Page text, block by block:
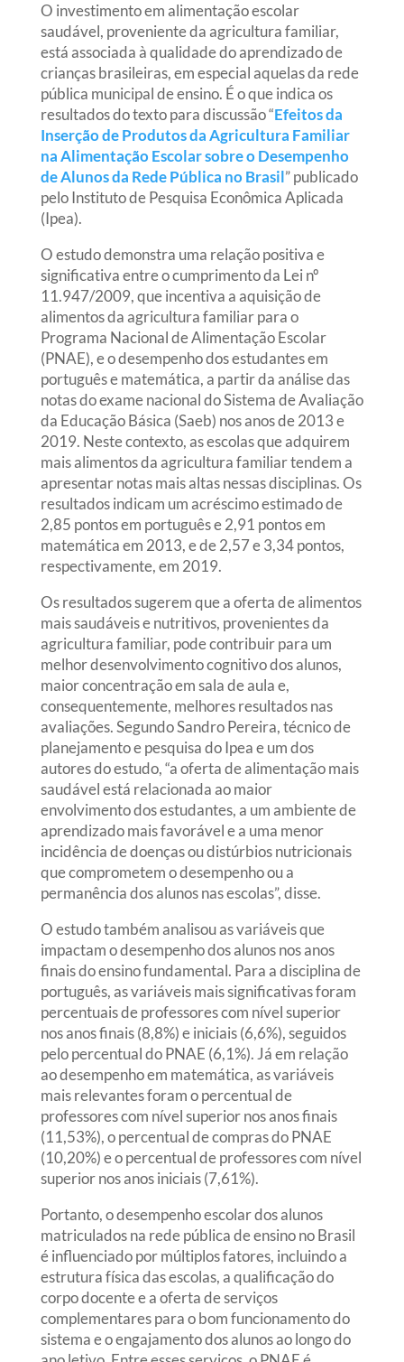
O investimento em alimentação escolar
saudável, proveniente da agricultura familiar,
está associada à qualidade do aprendizado de
crianças brasileiras, em especial aquelas da rede
pública municipal de ensino. É o que indica os
resultados do texto para discussão “Efeitos da
Inserção de Produtos da Agricultura Familiar
na Alimentação Escolar sobre o Desempenho
de Alunos da Rede Pública no Brasil” publicado
pelo Instituto de Pesquisa Econômica Aplicada
(Ipea).
O estudo demonstra uma relação positiva e
significativa entre o cumprimento da Lei nº
11.947/2009, que incentiva a aquisição de
alimentos da agricultura familiar para o
Programa Nacional de Alimentação Escolar
(PNAE), e o desempenho dos estudantes em
português e matemática, a partir da análise das
notas do exame nacional do Sistema de Avaliação
da Educação Básica (Saeb) nos anos de 2013 e
2019. Neste contexto, as escolas que adquirem
mais alimentos da agricultura familiar tendem a
apresentar notas mais altas nessas disciplinas. Os
resultados indicam um acréscimo estimado de
2,85 pontos em português e 2,91 pontos em
matemática em 2013, e de 2,57 e 3,34 pontos,
respectivamente, em 2019.
Os resultados sugerem que a oferta de alimentos
mais saudáveis e nutritivos, provenientes da
agricultura familiar, pode contribuir para um
melhor desenvolvimento cognitivo dos alunos,
maior concentração em sala de aula e,
consequentemente, melhores resultados nas
avaliações. Segundo Sandro Pereira, técnico de
planejamento e pesquisa do Ipea e um dos
autores do estudo, “a oferta de alimentação mais
saudável está relacionada ao maior
envolvimento dos estudantes, a um ambiente de
aprendizado mais favorável e a uma menor
incidência de doenças ou distúrbios nutricionais
que comprometem o desempenho ou a
permanência dos alunos nas escolas”, disse.
O estudo também analisou as variáveis que
impactam o desempenho dos alunos nos anos
finais do ensino fundamental. Para a disciplina de
português, as variáveis mais significativas foram
percentuais de professores com nível superior
nos anos finais (8,8%) e iniciais (6,6%), seguidos
pelo percentual do PNAE (6,1%). Já em relação
ao desempenho em matemática, as variáveis
mais relevantes foram o percentual de
professores com nível superior nos anos finais
(11,53%), o percentual de compras do PNAE
(10,20%) e o percentual de professores com nível
superior nos anos iniciais (7,61%).
Portanto, o desempenho escolar dos alunos
matriculados na rede pública de ensino no Brasil
é influenciado por múltiplos fatores, incluindo a
estrutura física das escolas, a qualificação do
corpo docente e a oferta de serviços
complementares para o bom funcionamento do
sistema e o engajamento dos alunos ao longo do